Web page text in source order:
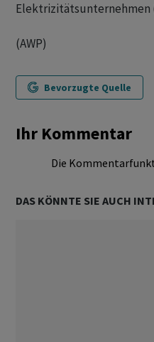
Elektrizitätsunternehmen
(AWP)
Bevorzugte Quelle
Ihr Kommentar
Die
DAS KÖNNTE SIE AUCH